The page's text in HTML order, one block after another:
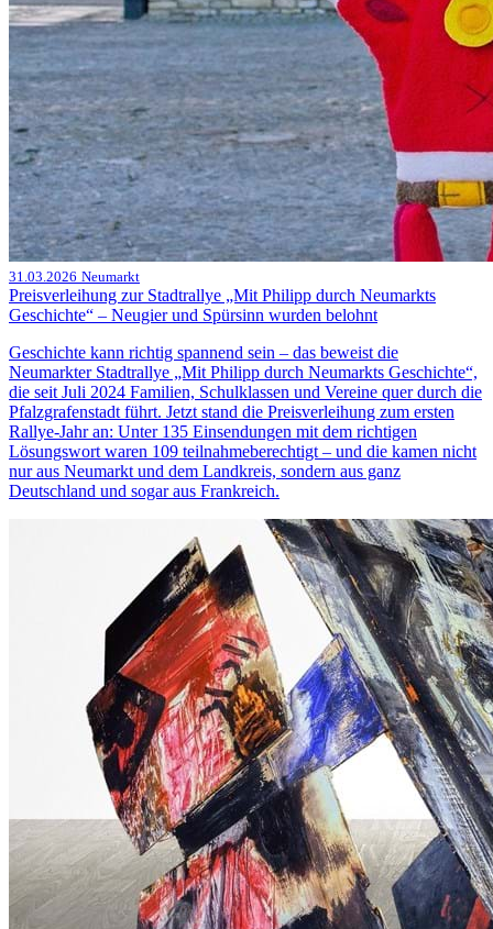
31.03.2026 Neumarkt
Preisverleihung zur Stadtrallye „Mit Philipp durch Neumarkts
Geschichte“ – Neugier und Spürsinn wurden belohnt
Geschichte kann richtig spannend sein – das beweist die
Neumarkter Stadtrallye „Mit Philipp durch Neumarkts Geschichte“,
die seit Juli 2024 Familien, Schulklassen und Vereine quer durch die
Pfalzgrafenstadt führt. Jetzt stand die Preisverleihung zum ersten
Rallye-Jahr an: Unter 135 Einsendungen mit dem richtigen
Lösungswort waren 109 teilnahmeberechtigt – und die kamen nicht
nur aus Neumarkt und dem Landkreis, sondern aus ganz
Deutschland und sogar aus Frankreich.